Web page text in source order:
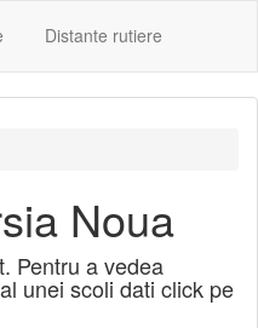
Distante rutiere
Noua
Pentru a vedea
unei scoli dati click pe